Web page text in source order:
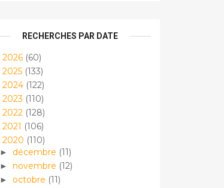
RECHERCHES PAR DATE
2026 (60)
2025 (133)
2024 (122)
2023 (110)
2022 (128)
2021 (106)
2020 (110)
► décembre (11)
► novembre (12)
► octobre (11)